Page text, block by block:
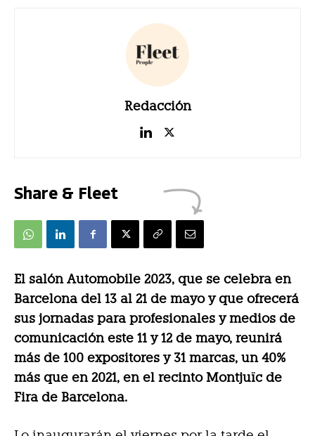
Redacción
Share & Fleet
El salón Automobile 2023, que se celebra en
Barcelona del 13 al 21 de mayo y que ofrecerá
sus jornadas para profesionales y medios de
comunicación este 11 y 12 de mayo, reunirá
más de 100 expositores y 31 marcas, un 40%
más que en 2021, en el recinto Montjuïc de
Fira de Barcelona.